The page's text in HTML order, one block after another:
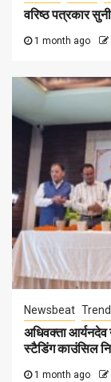
वरिष्ठ पत्रकार
1 month ago
Newsbeat
अधिवक्ता आर्यनदेव
स्टैडिंग काउंसिल
1 month ago